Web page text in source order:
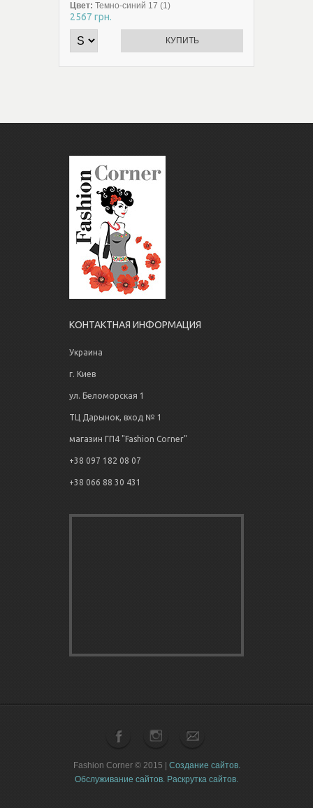
Цвет: Темно-синий 17 (1)
2567 грн.
КУПИТЬ
КОНТАКТНАЯ ИНФОРМАЦИЯ
Украина
г. Киев
ул. Беломорская 1
ТЦ Дарынок, вход № 1
магазин ГП4 "Fashion Corner"
+38 097 182 08 07
+38 066 88 30 431
Fashion Corner © 2015 | Создание сайтов.
Обслуживание сайтов. Раскрутка сайтов.